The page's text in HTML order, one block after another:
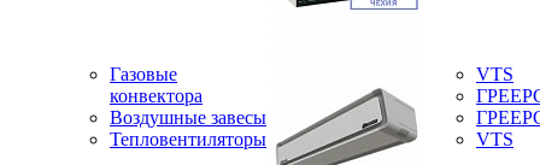
Газовые
конвектора
Воздушные завесы
Тепловентиляторы
VTS
VTS